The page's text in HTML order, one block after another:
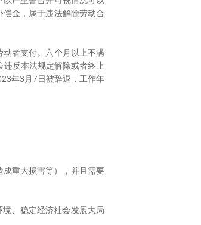
金，属于违法解除劳动合
者支付。六个月以上不满
反本法规定解除或者终止
年3月7日被辞退，工作年
重大损害等），并且需要
、稳定经济社会发展大局